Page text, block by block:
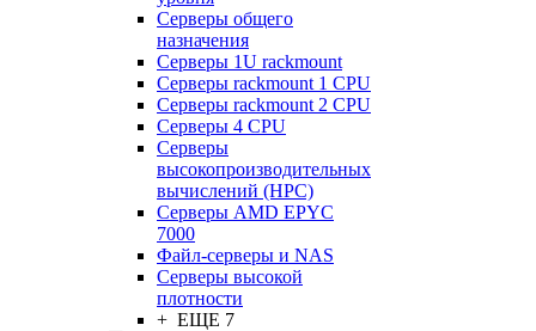
Серверы общего
назначения
Серверы 1U rackmount
Серверы rackmount 1 CPU
Серверы rackmount 2 CPU
Серверы 4 CPU
Серверы
высокопроизводительных
вычислений (HPC)
Серверы AMD EPYC
7000
Файл-серверы и NAS
Серверы высокой
плотности
+ ЕЩЕ 7